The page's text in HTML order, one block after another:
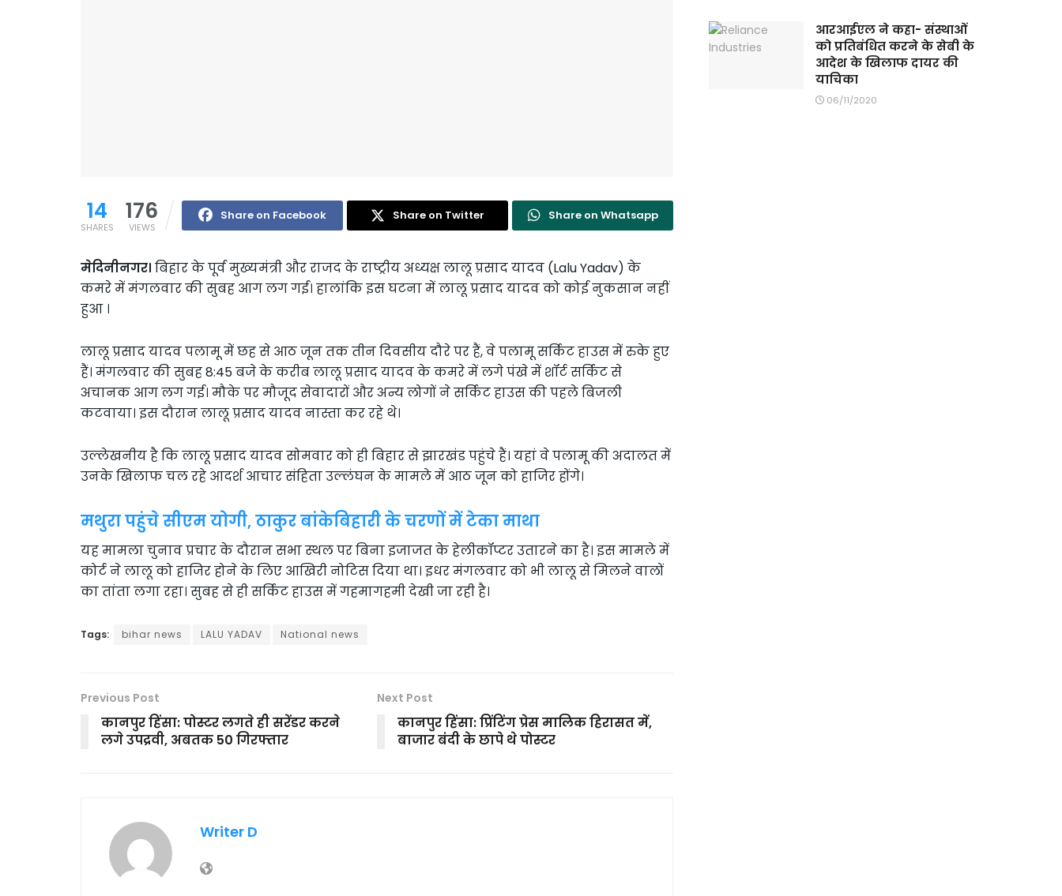
14
SHARES
176
VIEWS
Share on Facebook Share on Twitter Share on Whatsapp
मेदिनीनगर। बिहार के पूर्व मुख्यमंत्री और राजद के राष्ट्रीय अध्यक्ष लालू प्रसाद यादव (Lalu Yadav) के
कमरे में मंगलवार की सुबह आग लग गई। हालांकि इस घटना में लालू प्रसाद यादव को कोई नुकसान नहीं
हुआ ।
लालू प्रसाद यादव पलामू में छह से आठ जून तक तीन दिवसीय दौरे पर हैं, वे पलामू सर्किट हाउस में रुके हुए
हैं। मंगलवार की सुबह 8:45 बजे के करीब लालू प्रसाद यादव के कमरे में लगे पंखे में शॉर्ट सर्किट से
अचानक आग लग गई। मौके पर मौजूद सेवादारों और अन्य लोगों ने सर्किट हाउस की पहले बिजली
कटवाया। इस दौरान लालू प्रसाद यादव नास्ता कर रहे थे।
उल्लेखनीय है कि लालू प्रसाद यादव सोमवार को ही बिहार से झारखंड पहुंचे हैं। यहां वे पलामू की अदालत में
उनके खिलाफ चल रहे आदर्श आचार संहिता उल्लंघन के मामले में आठ जून को हाजिर होंगे।
मथुरा पहुंचे सीएम योगी, ठाकुर बांकेबिहारी के चरणों में टेका माथा
यह मामला चुनाव प्रचार के दौरान सभा स्थल पर बिना इजाजत के हेलीकॉप्टर उतारने का है। इस मामले में
कोर्ट ने लालू को हाजिर होने के लिए आखिरी नोटिस दिया था। इधर मंगलवार को भी लालू से मिलने वालों
का तांता लगा रहा। सुबह से ही सर्किट हाउस में गहमागहमी देखी जा रही है।
Tags: bihar news LALU YADAV National news
Previous Post
कानपुर हिंसा: पोस्टर लगते ही सरेंडर करने
लगे उपद्रवी, अबतक 50 गिरफ्तार
Next Post
कानपुर हिंसा: प्रिंटिंग प्रेस मालिक हिरासत में,
बाजार बंदी के छापे थे पोस्टर
Writer D
आरआईएल ने कहा- संस्थाओं
को प्रतिबंधित करने के सेबी के
आदेश के खिलाफ दायर की
याचिका
06/11/2020